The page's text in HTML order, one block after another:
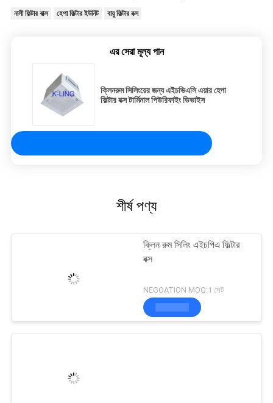
নালী ফিল্টার বাক্স হেপা ফিল্টার ইউনিট বায়ু ফিল্টার বক্স
এর সেরা মূল্য পান
ক্লিনরুম সিলিংয়ের জন্য এইচভিএসি এয়ার হেপা
ফিল্টার বক্স টার্মিনাল পিউরিফাইং ডিভাইস
শীর্ষ পণ্য
ক্লিন রুম সিলিং এইচপিএ ফিল্টার
বক্স
NEGOATION MOQ:1 সেট